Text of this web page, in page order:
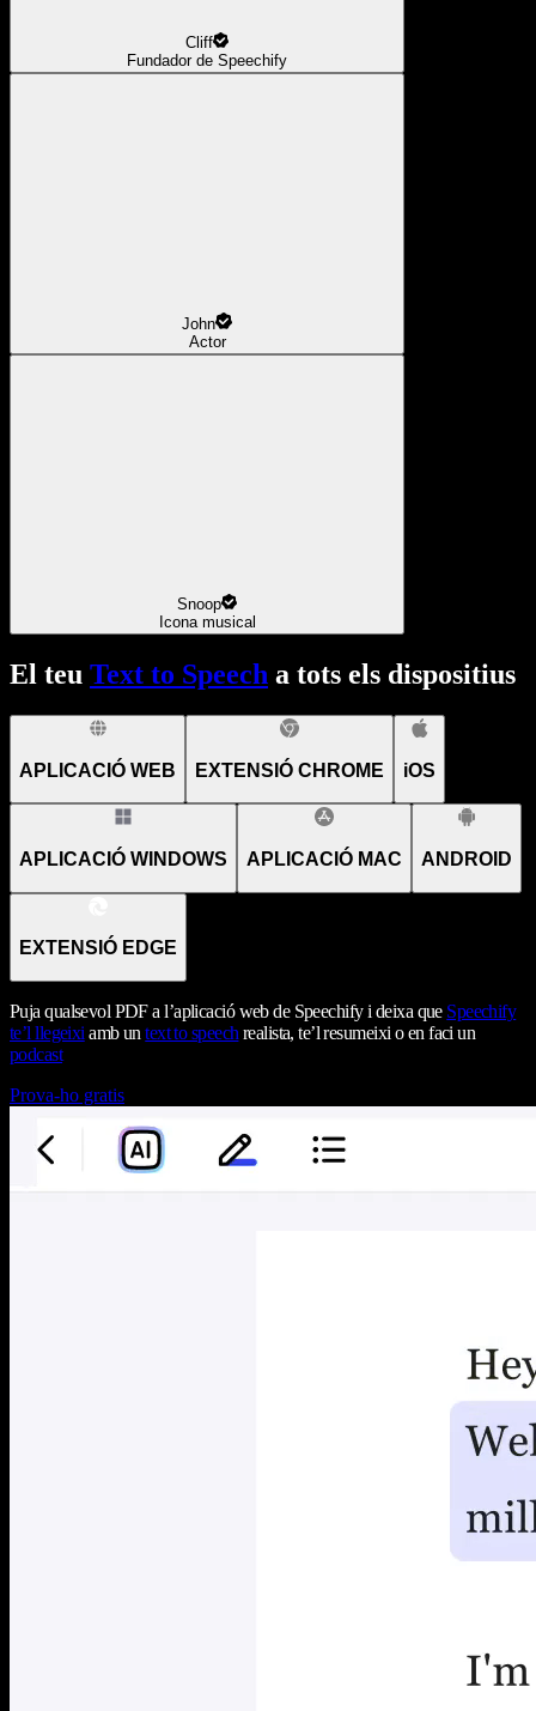
Cliff
Fundador de Speechify
John
Actor
Snoop
Icona musical
El teu Text to Speech a tots els dispositius
APLICACIÓ WEB EXTENSIÓ CHROME iOS
APLICACIÓ WINDOWS APLICACIÓ MAC ANDROID
EXTENSIÓ EDGE
Puja qualsevol PDF a l’aplicació web de Speechify i deixa que Speechify
te’l llegeixi amb untext to speech realista, te’l resumeixi o en faci un
podcast
Prova-ho gratis